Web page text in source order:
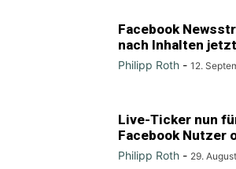
Facebook
nach Inhalten
Philipp Roth - 12.
Live-Ticker nun
Facebook Nutzer
Philipp Roth - 29.